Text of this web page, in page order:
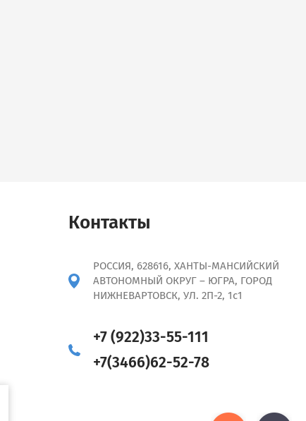
Контакты
РОССИЯ, 628616, ХАНТЫ-МАНСИЙСКИЙ
АВТОНОМНЫЙ ОКРУГ – ЮГРА, ГОРОД
НИЖНЕВАРТОВСК, УЛ. 2П-2, 1с1
+7 (922)33-55-111
+7(3466)62-52-78